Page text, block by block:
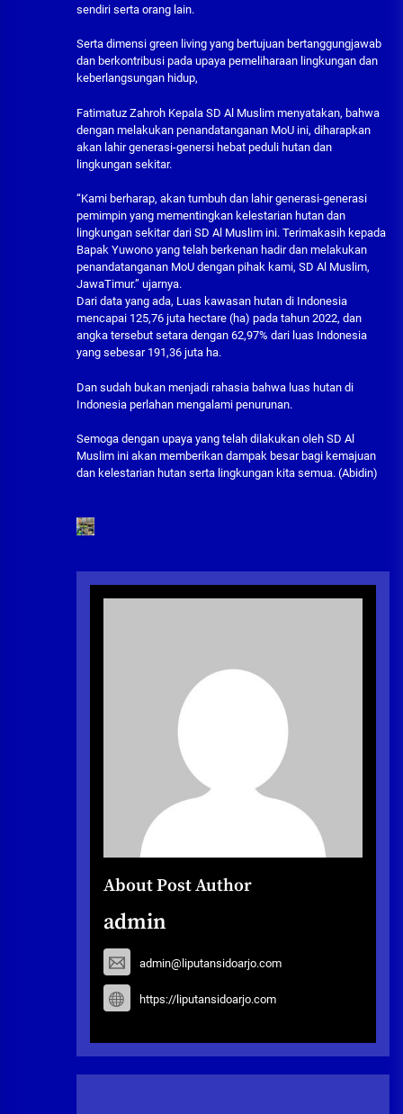
sendiri serta orang lain.
Serta dimensi green living yang bertujuan bertanggungjawab
dan berkontribusi pada upaya pemeliharaan lingkungan dan
keberlangsungan hidup,
Fatimatuz Zahroh Kepala SD Al Muslim menyatakan, bahwa
dengan melakukan penandatanganan MoU ini, diharapkan
akan lahir generasi-genersi hebat peduli hutan dan
lingkungan sekitar.
“Kami berharap, akan tumbuh dan lahir generasi-generasi
pemimpin yang mementingkan kelestarian hutan dan
lingkungan sekitar dari SD Al Muslim ini. Terimakasih kepada
Bapak Yuwono yang telah berkenan hadir dan melakukan
penandatanganan MoU dengan pihak kami, SD Al Muslim,
JawaTimur.” ujarnya.
Dari data yang ada, Luas kawasan hutan di Indonesia
mencapai 125,76 juta hectare (ha) pada tahun 2022, dan
angka tersebut setara dengan 62,97% dari luas Indonesia
yang sebesar 191,36 juta ha.
Dan sudah bukan menjadi rahasia bahwa luas hutan di
Indonesia perlahan mengalami penurunan.
Semoga dengan upaya yang telah dilakukan oleh SD Al
Muslim ini akan memberikan dampak besar bagi kemajuan
dan kelestarian hutan serta lingkungan kita semua. (Abidin)
About Post Author
admin
admin@liputansidoarjo.com
https://liputansidoarjo.com